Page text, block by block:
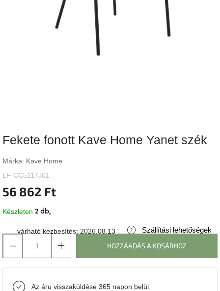
gyűjtemény
Kave
Home
gyűjtemény
gyűjtemény
line
Tenzo
gyűjtemény
Fekete fonott Kave Home Yanet szék
Márka: Kave Home
LF-CC5117J01
56 862 Ft
Készleten
várható kézbesítés: 2026.08.13 Szállítási lehetőségek
2 db
HOZZÁADÁS A KOSÁRHOZ
Az áru visszaküldése 365 napon belül.